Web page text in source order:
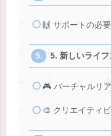
🙌 サポートの必
5. 新しいライ
🎮 バーチャルリ
🎨 クリエイティ